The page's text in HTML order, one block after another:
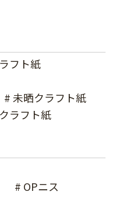
フト紙
# 未晒クラフト紙
ラフト紙
# OPニス